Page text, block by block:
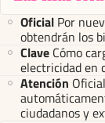
Oficial Por
obtendrán los
Clave Cómo
electricidad en
Atención
ciudadanos y